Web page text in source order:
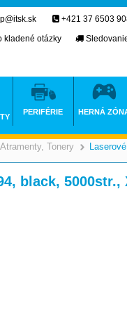
Atramenty, Tonery Laserové
black, 5000str.,
+421 37 6503
kladené otázky
PERIFÉRIE HERNÁ